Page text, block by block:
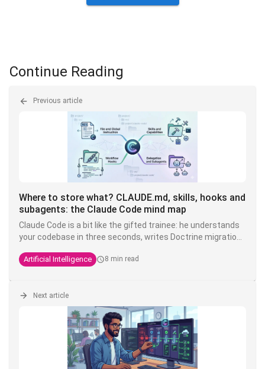
Continue Reading
Previous article
Where to store what? CLAUDE.md, skills, hooks and
subagents: the Claude Code mind map
Claude Code is a bit like the gifted trainee: he understands
your codebase in three seconds, writes Doctrine migrations
ten times that here we writeTEXT
Artificial Intelligence 8 min read
Next article